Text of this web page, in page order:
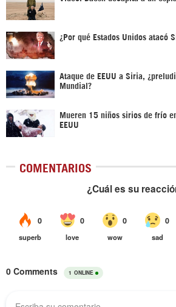
¿Por qué Estados Unidos atacó
Ataque de EEUU a Siria,
Mundial?
Mueren 15 niños sirios de frío
EEUU
COMENTARIOS